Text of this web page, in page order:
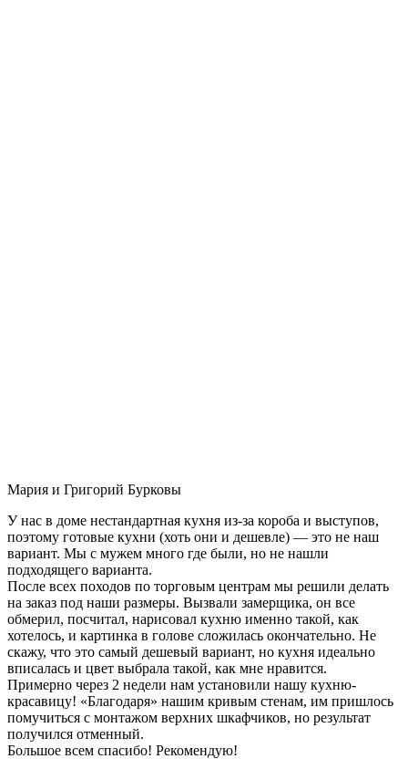
Мария и Григорий Бурковы
У нас в доме нестандартная кухня из-за короба и выступов,
поэтому готовые кухни (хоть они и дешевле) — это не наш
вариант. Мы с мужем много где были, но не нашли
подходящего варианта.
После всех походов по торговым центрам мы решили делать
на заказ под наши размеры. Вызвали замерщика, он все
обмерил, посчитал, нарисовал кухню именно такой, как
хотелось, и картинка в голове сложилась окончательно. Не
скажу, что это самый дешевый вариант, но кухня идеально
вписалась и цвет выбрала такой, как мне нравится.
Примерно через 2 недели нам установили нашу кухню-
красавицу! «Благодаря» нашим кривым стенам, им пришлось
помучиться с монтажом верхних шкафчиков, но результат
получился отменный.
Большое всем спасибо! Рекомендую!